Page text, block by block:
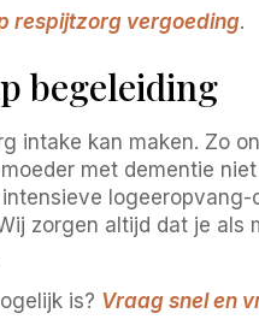
respijtzorg vergoeding.
begeleiding
intake kan maken. Zo
met dementie
zorgen altijd dat je als
is? Vraag snel en